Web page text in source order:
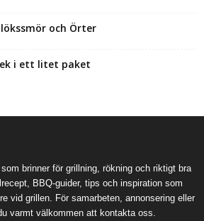
och Örter
i ett litet paket
brinner för grillning, rökning och riktigt bra
BBQ-guider, tips och inspiration som
vid grillen. För samarbeten, annonsering eller
varmt välkommen att kontakta oss.